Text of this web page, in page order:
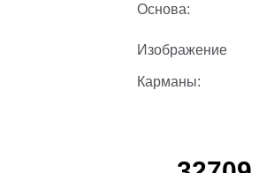
Основа:
Изображение
Карманы: